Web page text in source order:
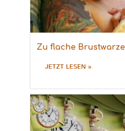
Zu flache
JETZT LESEN »